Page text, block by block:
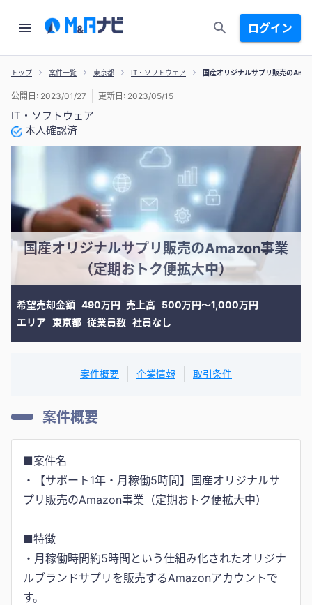
ログイン
トップ 案件一覧 東京都 IT・ソフトウェア 国産オリジナルサプリ販売の
IT・ソフトウェア
本人確認済
公開日: 2023/01/27 更新日: 2023/05/15
国産オリジナルサプリ販売のAmazon事業
（定期おトク便拡大中）
希望売却金額 490万円 売上高
500万円〜1,000万円
エリア 東京都 従業員数 社員なし
案件概要 企業情報 取引条件
案件概要
■案件名
・【サポート1年・月稼働5時間】国産オリジナルサ
プリ販売のAmazon事業（定期おトク便拡大中）
■特徴
・月稼働時間約5時間という仕組み化されたオリジナ
ルブランドサプリを販売するAmazonアカウントで
す。